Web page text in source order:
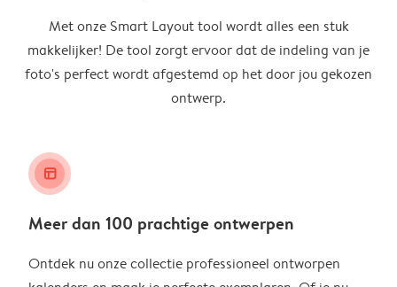
Met onze Smart Layout tool wordt alles een stuk
makkelijker! De tool zorgt ervoor dat de indeling van je
foto's perfect wordt afgestemd op het door jou gekozen
ontwerp.
layout_alt
Meer dan 100 prachtige ontwerpen
Ontdek nu onze collectie professioneel ontworpen